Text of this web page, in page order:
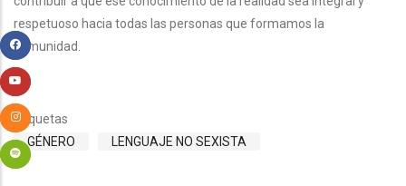
respetuoso hacia todas las personas que formamos la
comunidad.
Etiquetas
GÉNERO
LENGUAJE NO SEXISTA